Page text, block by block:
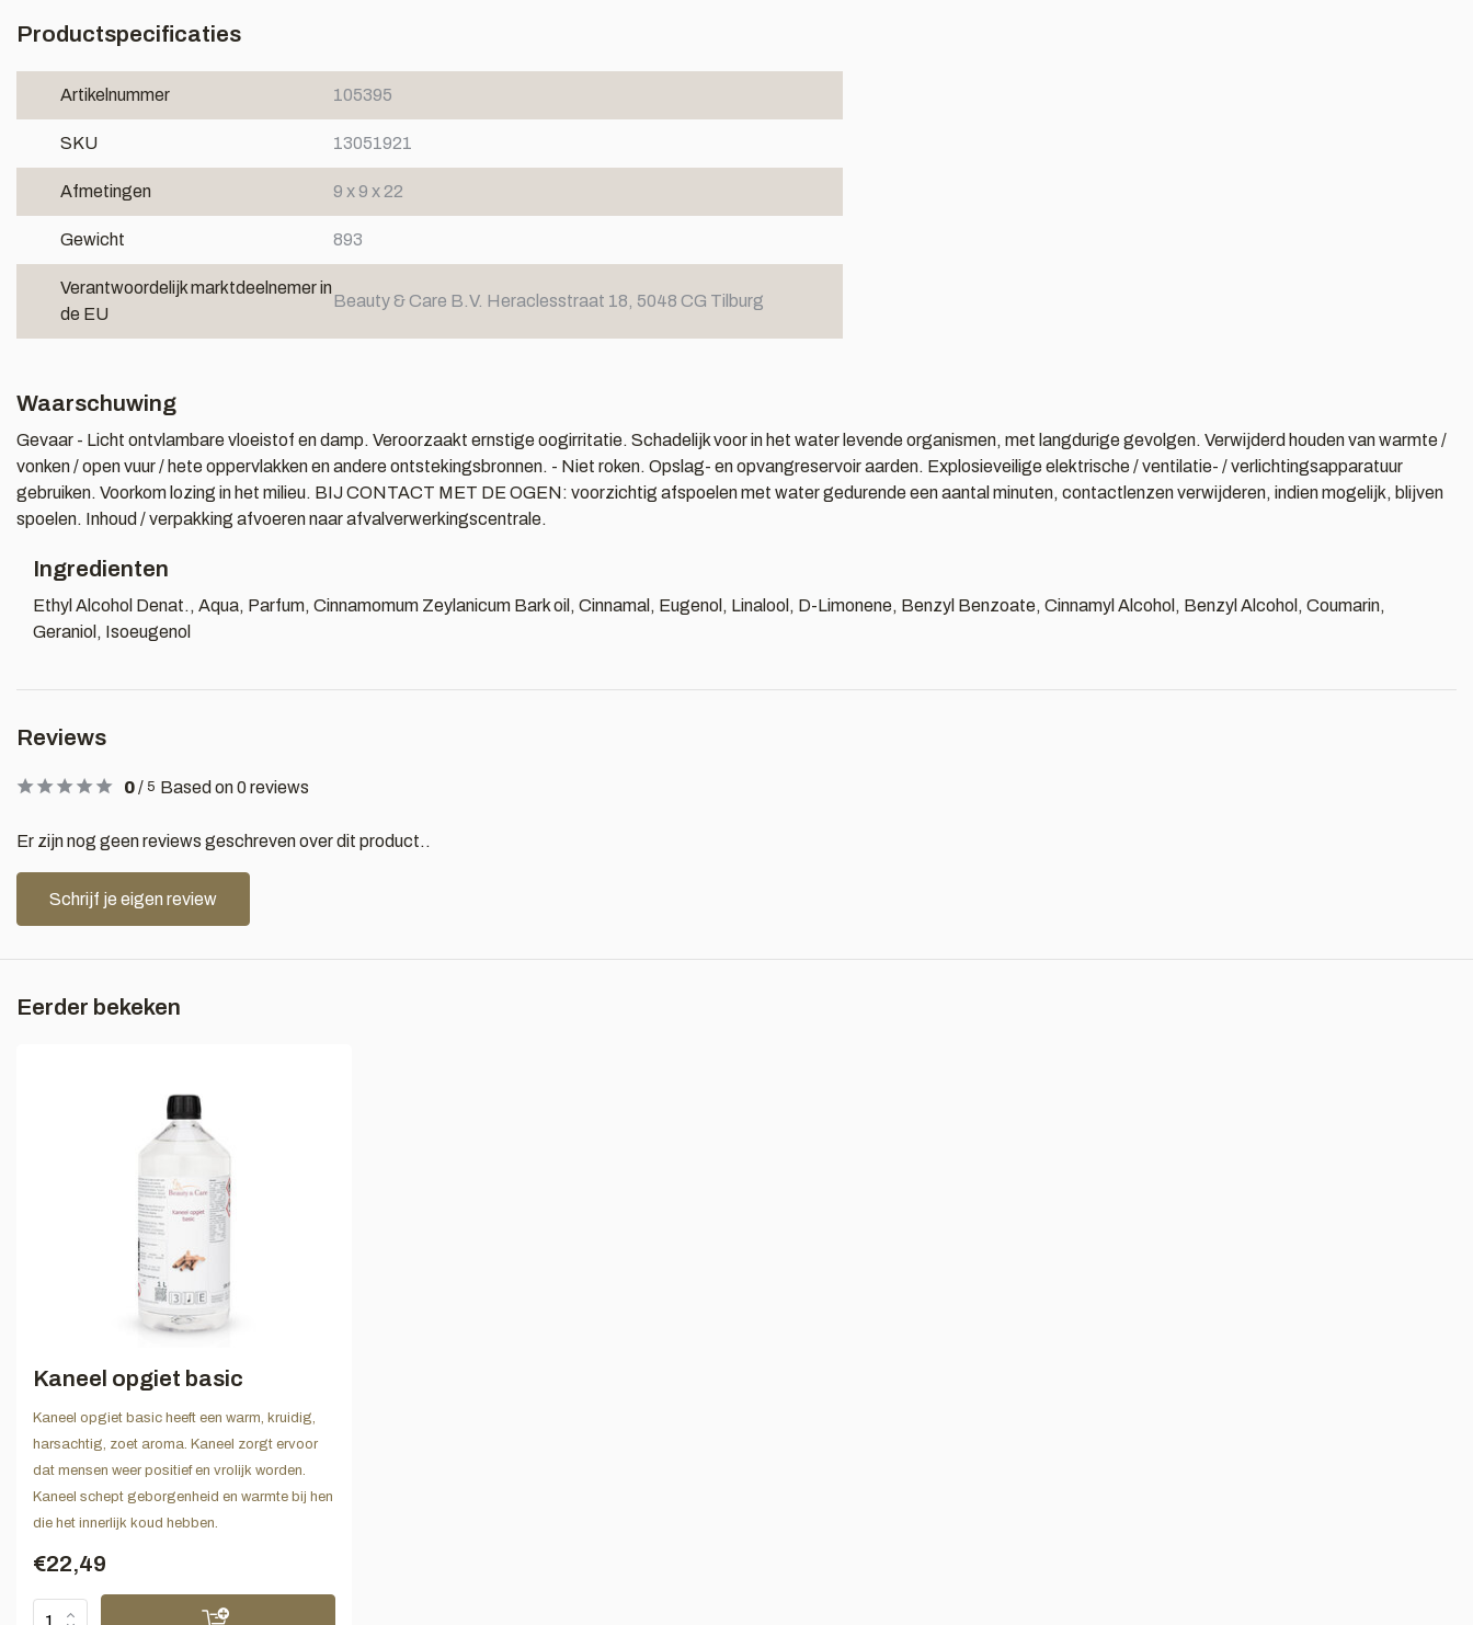
Productspecificaties
Artikelnummer 105395
SKU 13051921
Afmetingen 9 x 9 x 22
Gewicht 893
Verantwoordelijk marktdeelnemer in
de EU
Beauty & Care B.V. Heraclesstraat 18, 5048 CG Tilburg
Waarschuwing
Gevaar - Licht ontvlambare vloeistof en damp. Veroorzaakt ernstige oogirritatie. Schadelijk voor in het water levende organismen, met langdurige gevolgen. Verwijderd houden van warmte /
vonken / open vuur / hete oppervlakken en andere ontstekingsbronnen. - Niet roken. Opslag- en opvangreservoir aarden. Explosieveilige elektrische / ventilatie- / verlichtingsapparatuur
gebruiken. Voorkom lozing in het milieu. BIJ CONTACT MET DE OGEN: voorzichtig afspoelen met water gedurende een aantal minuten, contactlenzen verwijderen, indien mogelijk, blijven
spoelen. Inhoud / verpakking afvoeren naar afvalverwerkingscentrale.
Ingredienten
Ethyl Alcohol Denat., Aqua, Parfum, Cinnamomum Zeylanicum Bark oil, Cinnamal, Eugenol, Linalool, D-Limonene, Benzyl Benzoate, Cinnamyl Alcohol, Benzyl Alcohol, Coumarin,
Geraniol, Isoeugenol
Reviews
0/ 5 Based on 0 reviews
Er zijn nog geen reviews geschreven over dit product..
Schrijf je eigen review
Eerder bekeken
Kaneel opgiet basic
Kaneel opgiet basic heeft een warm, kruidig,
harsachtig, zoet aroma. Kaneel zorgt ervoor
dat mensen weer positief en vrolijk worden.
Kaneel schept geborgenheid en warmte bij hen
die het innerlijk koud hebben.
€22,49